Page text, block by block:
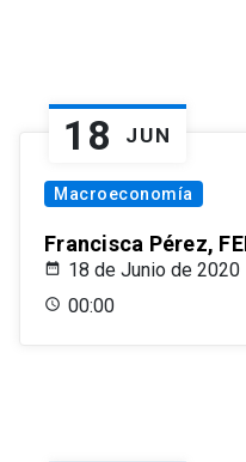
18 JUN
Macroeconomía
Francisca Pérez,
18 de Junio de 2020
00:00